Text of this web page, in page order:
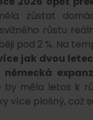
zůstat
růstu
pod 2 %. Na
jak dvou
by měla letos k
více plošný, což